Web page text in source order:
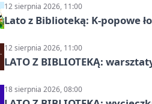
12 sierpnia 2026, 11:00
Lato z Biblioteką: K-popowe
12 sierpnia 2026, 11:00
LATO Z BIBLIOTEKĄ:
18 sierpnia 2026, 08:00